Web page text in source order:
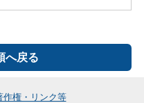
へ戻る
作権・リンク等